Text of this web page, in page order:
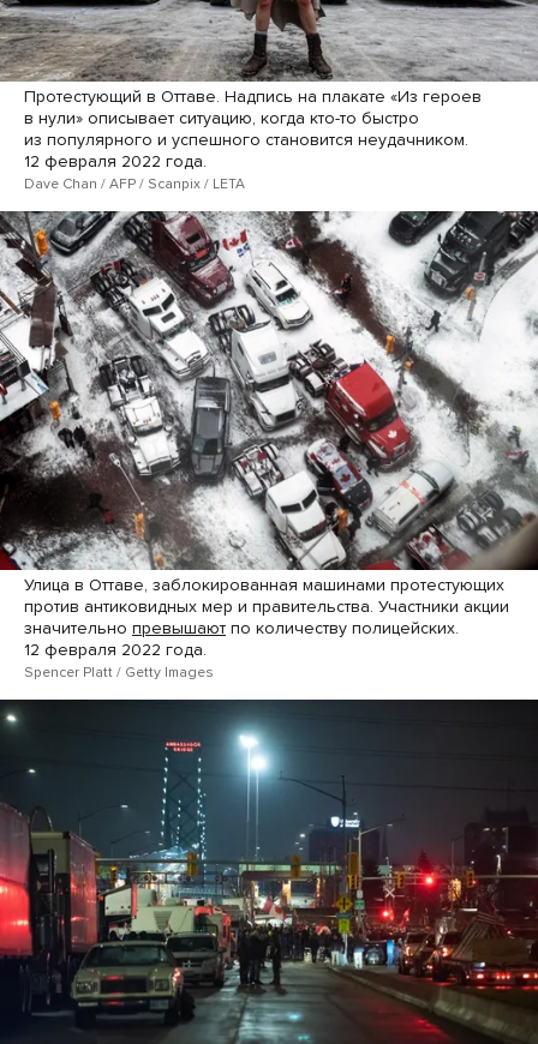
Протестующий в Оттаве. Надпись на плакате «Из героев
в нули» описывает ситуацию, когда кто-то быстро
из популярного и успешного становится неудачником.
12 февраля 2022 года.
Dave Chan / AFP / Scanpix / LETA
Улица в Оттаве, заблокированная машинами протестующих
против антиковидных мер и правительства. Участники акции
значительно превышают по количеству полицейских.
12 февраля 2022 года.
Spencer Platt / Getty Images